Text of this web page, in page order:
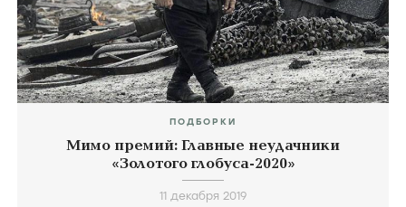
ПОДБОРКИ
Мимо премий: Главные неудачники
«Золотого глобуса-2020»
11 декабря 2019